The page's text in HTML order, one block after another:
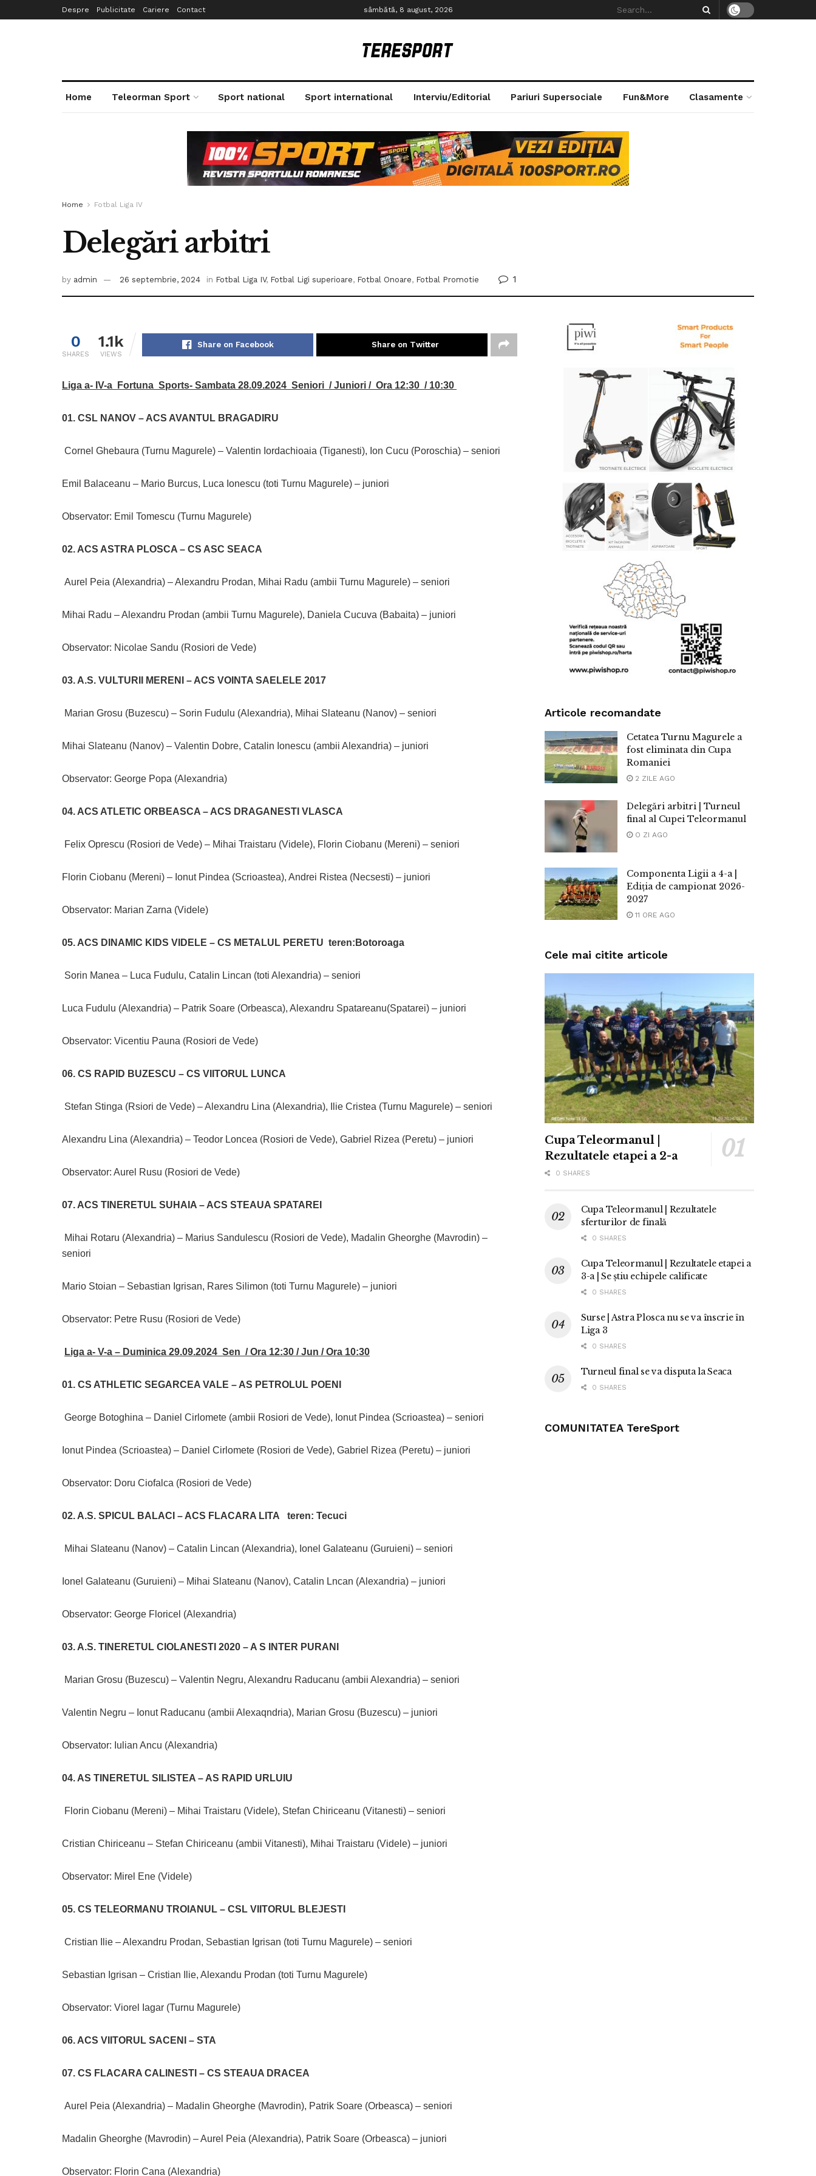
Despre Publicitate Cariere Contact sâmbătă, 8 august, 2026
Home Teleorman Sport Sport national Sport international Interviu/Editorial Pariuri Supersociale Fun&More Clasamente
Home Fotbal Liga IV
Delegări arbitri
by admin 26 septembrie, 2024 in Fotbal Liga IV, Fotbal Ligi superioare, Fotbal Onoare, Fotbal Promotie 1
0
SHARES
1.1k
VIEWS
Share on Facebook Share on Twitter
Liga a- IV-a Fortuna Sports- Sambata 28.09.2024 Seniori / Juniori / Ora 12:30 / 10:30
01. CSL NANOV – ACS AVANTUL BRAGADIRU
Cornel Ghebaura (Turnu Magurele) – Valentin Iordachioaia (Tiganesti), Ion Cucu (Poroschia) – seniori
Emil Balaceanu – Mario Burcus, Luca Ionescu (toti Turnu Magurele) – juniori
Observator: Emil Tomescu (Turnu Magurele)
02. ACS ASTRA PLOSCA – CS ASC SEACA
Aurel Peia (Alexandria) – Alexandru Prodan, Mihai Radu (ambii Turnu Magurele) – seniori
Mihai Radu – Alexandru Prodan (ambii Turnu Magurele), Daniela Cucuva (Babaita) – juniori
Observator: Nicolae Sandu (Rosiori de Vede)
03. A.S. VULTURII MERENI – ACS VOINTA SAELELE 2017
Marian Grosu (Buzescu) – Sorin Fudulu (Alexandria), Mihai Slateanu (Nanov) – seniori
Mihai Slateanu (Nanov) – Valentin Dobre, Catalin Ionescu (ambii Alexandria) – juniori
Observator: George Popa (Alexandria)
04. ACS ATLETIC ORBEASCA – ACS DRAGANESTI VLASCA
Felix Oprescu (Rosiori de Vede) – Mihai Traistaru (Videle), Florin Ciobanu (Mereni) – seniori
Florin Ciobanu (Mereni) – Ionut Pindea (Scrioastea), Andrei Ristea (Necsesti) – juniori
Observator: Marian Zarna (Videle)
05. ACS DINAMIC KIDS VIDELE – CS METALUL PERETU teren:Botoroaga
Sorin Manea – Luca Fudulu, Catalin Lincan (toti Alexandria) – seniori
Luca Fudulu (Alexandria) – Patrik Soare (Orbeasca), Alexandru Spatareanu(Spatarei) – juniori
Observator: Vicentiu Pauna (Rosiori de Vede)
06. CS RAPID BUZESCU – CS VIITORUL LUNCA
Stefan Stinga (Rsiori de Vede) – Alexandru Lina (Alexandria), Ilie Cristea (Turnu Magurele) – seniori
Alexandru Lina (Alexandria) – Teodor Loncea (Rosiori de Vede), Gabriel Rizea (Peretu) – juniori
Observator: Aurel Rusu (Rosiori de Vede)
07. ACS TINERETUL SUHAIA – ACS STEAUA SPATAREI
Mihai Rotaru (Alexandria) – Marius Sandulescu (Rosiori de Vede), Madalin Gheorghe (Mavrodin) –
seniori
Mario Stoian – Sebastian Igrisan, Rares Silimon (toti Turnu Magurele) – juniori
Observator: Petre Rusu (Rosiori de Vede)
Liga a- V-a – Duminica 29.09.2024 Sen / Ora 12:30 / Jun / Ora 10:30
01. CS ATHLETIC SEGARCEA VALE – AS PETROLUL POENI
George Botoghina – Daniel Cirlomete (ambii Rosiori de Vede), Ionut Pindea (Scrioastea) – seniori
Ionut Pindea (Scrioastea) – Daniel Cirlomete (Rosiori de Vede), Gabriel Rizea (Peretu) – juniori
Observator: Doru Ciofalca (Rosiori de Vede)
02. A.S. SPICUL BALACI – ACS FLACARA LITA teren: Tecuci
Mihai Slateanu (Nanov) – Catalin Lincan (Alexandria), Ionel Galateanu (Guruieni) – seniori
Ionel Galateanu (Guruieni) – Mihai Slateanu (Nanov), Catalin Lncan (Alexandria) – juniori
Observator: George Floricel (Alexandria)
03. A.S. TINERETUL CIOLANESTI 2020 – A S INTER PURANI
Marian Grosu (Buzescu) – Valentin Negru, Alexandru Raducanu (ambii Alexandria) – seniori
Valentin Negru – Ionut Raducanu (ambii Alexaqndria), Marian Grosu (Buzescu) – juniori
Observator: Iulian Ancu (Alexandria)
04. AS TINERETUL SILISTEA – AS RAPID URLUIU
Florin Ciobanu (Mereni) – Mihai Traistaru (Videle), Stefan Chiriceanu (Vitanesti) – seniori
Cristian Chiriceanu – Stefan Chiriceanu (ambii Vitanesti), Mihai Traistaru (Videle) – juniori
Observator: Mirel Ene (Videle)
05. CS TELEORMANU TROIANUL – CSL VIITORUL BLEJESTI
Cristian Ilie – Alexandru Prodan, Sebastian Igrisan (toti Turnu Magurele) – seniori
Sebastian Igrisan – Cristian Ilie, Alexandu Prodan (toti Turnu Magurele)
Observator: Viorel Iagar (Turnu Magurele)
06. ACS VIITORUL SACENI – STA
07. CS FLACARA CALINESTI – CS STEAUA DRACEA
Aurel Peia (Alexandria) – Madalin Gheorghe (Mavrodin), Patrik Soare (Orbeasca) – seniori
Madalin Gheorghe (Mavrodin) – Aurel Peia (Alexandria), Patrik Soare (Orbeasca) – juniori
Observator: Florin Cana (Alexandria)
Articole recomandate
Cetatea Turnu Magurele a
fost eliminata din Cupa
Romaniei
2 ZILE AGO
Delegări arbitri | Turneul
final al Cupei Teleormanul
O ZI AGO
Componenta Ligii a 4-a |
Ediția de campionat 2026-
2027
11 ORE AGO
Cele mai citite articole
Cupa Teleormanul |
Rezultatele etapei a 2-a
0 SHARES
Cupa Teleormanul | Rezultatele
sferturilor de finală
0 SHARES
Cupa Teleormanul | Rezultatele etapei a
3-a | Se știu echipele calificate
0 SHARES
Surse | Astra Plosca nu se va înscrie în
Liga 3
0 SHARES
Turneul final se va disputa la Seaca
0 SHARES
COMUNITATEA TereSport